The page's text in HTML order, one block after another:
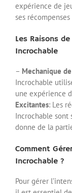
expérience de
ses
Les Raisons
Incrochable
– Mechanique
Incrochable
une expérience
Excitantes: Les
Incrochable sont
donne de la
Comment
Incrochable ?
Pour gérer